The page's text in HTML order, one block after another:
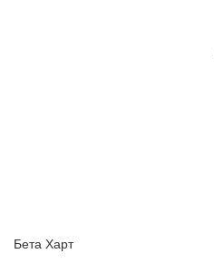
Бета Харт